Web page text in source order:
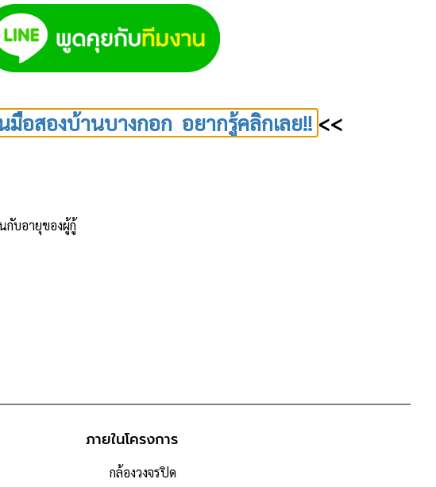
มือสองบ้านบางกอก อยากรู้คลิกเลย!! <<
บอายุของผู้กู้
ภายในโครงการ
กล้องวงจรปิด